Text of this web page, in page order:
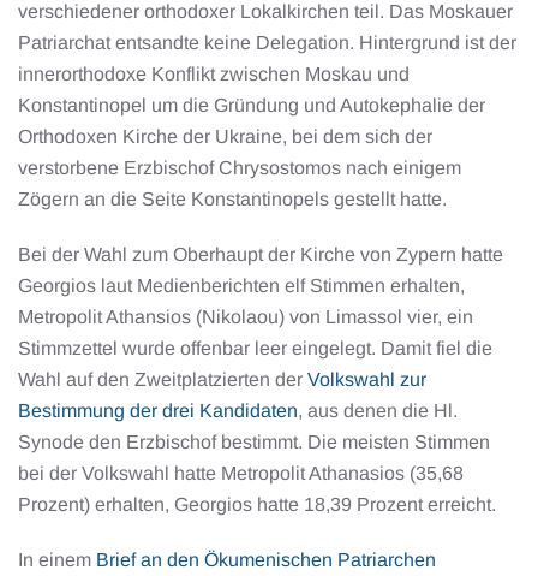
verschiedener orthodoxer Lokalkirchen teil. Das Moskauer
Patriarchat entsandte keine Delegation. Hintergrund ist der
innerorthodoxe Konflikt zwischen Moskau und
Konstantinopel um die Gründung und Autokephalie der
Orthodoxen Kirche der Ukraine, bei dem sich der
verstorbene Erzbischof Chrysostomos nach einigem
Zögern an die Seite Konstantinopels gestellt hatte.
Bei der Wahl zum Oberhaupt der Kirche von Zypern hatte
Georgios laut Medienberichten elf Stimmen erhalten,
Metropolit Athansios (Nikolaou) von Limassol vier, ein
Stimmzettel wurde offenbar leer eingelegt. Damit fiel die
Wahl auf den Zweitplatzierten der Volkswahl zur
Bestimmung der drei Kandidaten, aus denen die Hl.
Synode den Erzbischof bestimmt. Die meisten Stimmen
bei der Volkswahl hatte Metropolit Athanasios (35,68
Prozent) erhalten, Georgios hatte 18,39 Prozent erreicht.
In einem Brief an den Ökumenischen Patriarchen